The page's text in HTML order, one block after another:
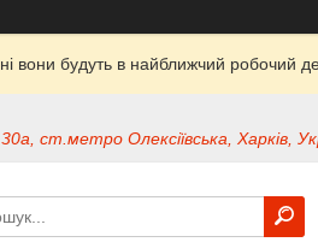
будуть в найближчий робочий
ст.метро Олексіївська, Харків,